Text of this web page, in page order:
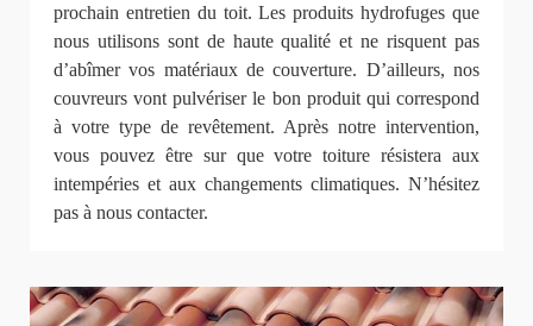
prochain entretien du toit. Les produits hydrofuges que
nous utilisons sont de haute qualité et ne risquent pas
d’abîmer vos matériaux de couverture. D’ailleurs, nos
couvreurs vont pulvériser le bon produit qui correspond
à votre type de revêtement. Après notre intervention,
vous pouvez être sur que votre toiture résistera aux
intempéries et aux changements climatiques. N’hésitez
pas à nous contacter.